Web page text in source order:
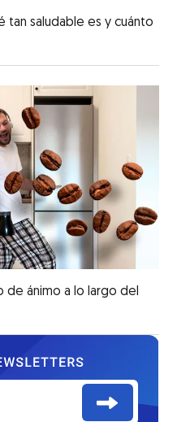
tan saludable es y cuánto
de ánimo a lo largo del